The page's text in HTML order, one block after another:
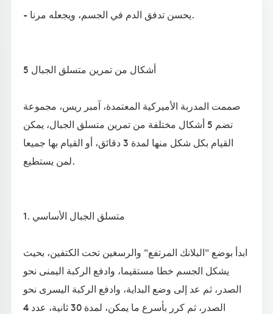
- يحسن تدفق الدم في الجسم، ويجعله مرنا.
5 أشكال من تمرين متسلق الجبال
صممت المدربة الأميركية المعتمدة، آمبر ريس، مجموعة
تضم 5 أشكال مختلفة من تمرين متسلق الجبال، يمكن
القيام بكل شكل منها لمدة 3 دقائق، أو القيام بها جميعا
لمن يستطيع.
1. متسلق الجبال الأساسي
ابدأ بوضع "البلانك المرتفع" والرسغين تحت الكتفين، بحيث
يشكل الجسم خطا مستقيما، وادفع الركبة اليمنى نحو
الصدر، ثم عد إلى وضع البداية، وادفع الركبة اليسرى نحو
الصدر، ثم كرر بأسرع ما يمكن، لمدة 30 ثانية، عدد 4